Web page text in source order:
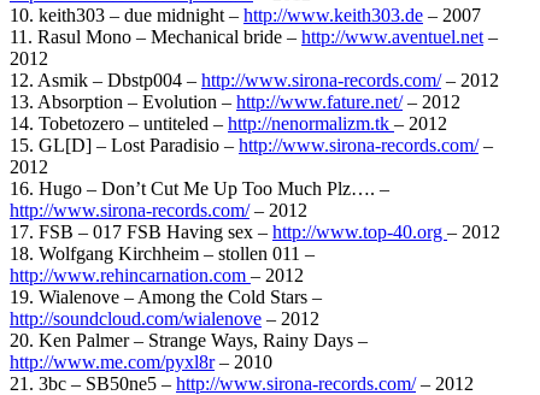
10. keith303 – due midnight – http://www.keith303.de – 2007
11. Rasul Mono – Mechanical bride – http://www.aventuel.net –
2012
12. Asmik – Dbstp004 – http://www.sirona-records.com/– 2012
13. Absorption – Evolution – http://www.fature.net/– 2012
14. Tobetozero – untiteled – http://nenormalizm.tk – 2012
15. GL[D] – Lost Paradisio – http://www.sirona-records.com/–
2012
16. Hugo – Don’t Cut Me Up Too Much Plz…. –
http://www.sirona-records.com/– 2012
17. FSB – 017 FSB Having sex – http://www.top-40.org – 2012
18. Wolfgang Kirchheim – stollen 011 –
http://www.rehincarnation.com – 2012
19. Wialenove – Among the Cold Stars –
http://soundcloud.com/wialenove – 2012
20. Ken Palmer – Strange Ways, Rainy Days –
http://www.me.com/pyxl8r– 2010
21. 3bc – SB50ne5 – http://www.sirona-records.com/– 2012